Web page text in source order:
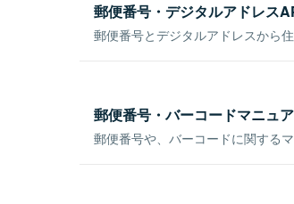
郵便番号・デジタルアドレス
郵便番号とデジタルアドレスから
郵便番号・バーコードマニュ
郵便番号や、バーコードに関する